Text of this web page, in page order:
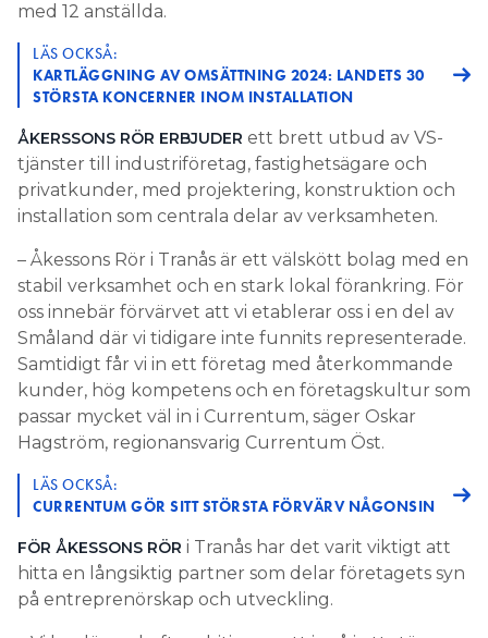
med 12 anställda.
LÄS OCKSÅ:
KARTLÄGGNING AV OMSÄTTNING 2024: LANDETS 30
STÖRSTA KONCERNER INOM INSTALLATION
ÅKERSSONS RÖR ERBJUDER ett brett utbud av VS-
tjänster till industriföretag, fastighetsägare och
privatkunder, med projektering, konstruktion och
installation som centrala delar av verksamheten.
– Åkessons Rör i Tranås är ett välskött bolag med en
stabil verksamhet och en stark lokal förankring. För
oss innebär förvärvet att vi etablerar oss i en del av
Småland där vi tidigare inte funnits representerade.
Samtidigt får vi in ett företag med återkommande
kunder, hög kompetens och en företagskultur som
passar mycket väl in i Currentum, säger Oskar
Hagström, regionansvarig Currentum Öst.
LÄS OCKSÅ:
CURRENTUM GÖR SITT STÖRSTA FÖRVÄRV NÅGONSIN
FÖR ÅKESSONS RÖR i Tranås har det varit viktigt att
hitta en långsiktig partner som delar företagets syn
på entreprenörskap och utveckling.